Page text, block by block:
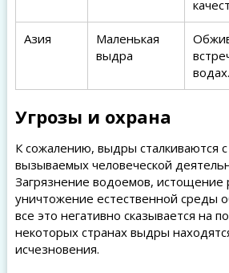
Азия
Маленькая
выдра
водах.
Угрозы и охрана
К сожалению, выдры сталкиваются
вызываемых человеческой
Загрязнение водоемов, истощение
уничтожение естественной среды
все это негативно сказывается на
некоторых странах выдры
исчезновения.